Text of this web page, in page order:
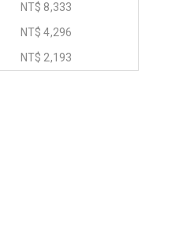
NT$ 8,333
NT$ 4,296
NT$ 2,193